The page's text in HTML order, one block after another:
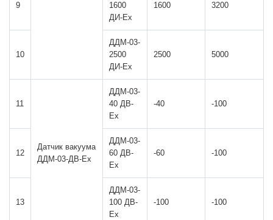
9
1600
ДИ-Ех
1600 3200
10
ДДМ-03-
2500
ДИ-Ех
2500 5000
11
Датчик вакуума
ДДМ-03-ДВ-Ех
ДДМ-03-
40 ДВ-
Ех
-40 -100
12
ДДМ-03-
60 ДВ-
Ех
-60 -100
13
ДДМ-03-
100 ДВ-
Ех
-100 -100